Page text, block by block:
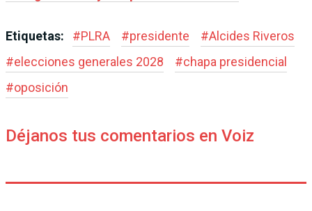
Etiquetas: #PLRA #presidente #Alcides Riveros
#elecciones generales 2028 #chapa presidencial
#oposición
Déjanos tus comentarios en Voiz